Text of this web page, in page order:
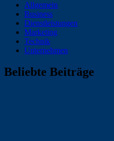
Allgemein
Business
Dienstleistungen
Marketing
Technik
Unternehmen
Beliebte Beiträge